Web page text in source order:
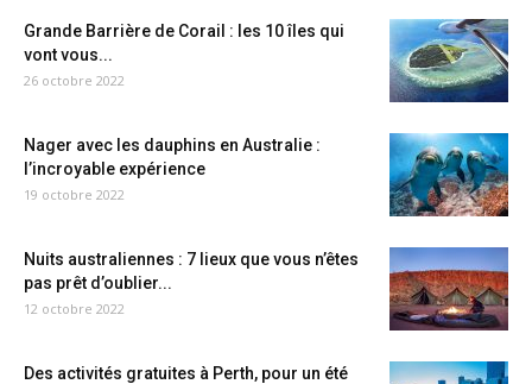
Grande Barrière de Corail : les 10 îles qui
vont vous...
26 octobre 2022
Nager avec les dauphins en Australie :
l’incroyable expérience
19 octobre 2022
Nuits australiennes : 7 lieux que vous n’êtes
pas prêt d’oublier...
12 octobre 2022
Des activités gratuites à Perth, pour un été